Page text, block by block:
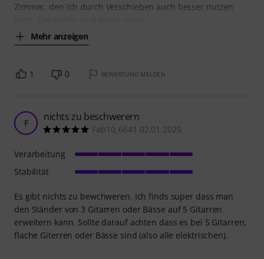
Zimmer, den ich durch Verschieben auch besser nutzen
Mehr anzeigen
1 0 BEWERTUNG MELDEN
F nichts zu beschwerern
Fab10_6641 02.01.2025
Es gibt nichts zu bewchweren. Ich finds super dass man
den Ständer von 3 Gitarren oder Bässe auf 5 Gitarren
erweitern kann. Sollte darauf achten dass es bei 5 Gitarren,
flache Giterren oder Bässe sind (also alle elektrischen).
Verarbeitung
Stabilität